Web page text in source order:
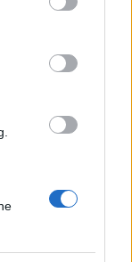
party tags to
below Google
a bal
is
na és
sikerült
a tempós
ezért